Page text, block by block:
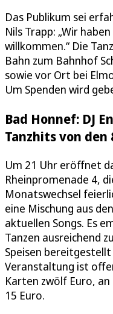
Das Publikum sei
Nils Trapp: „Wir
willkommen.“ Die
Bahn zum Bahnhof
sowie vor Ort bei
Um Spenden wird
Bad Honnef: DJ
Tanzhits von den
Um 21 Uhr eröffnet
Rheinpromenade 4,
Monatswechsel
eine Mischung aus
aktuellen Songs. Es
Tanzen ausreichend
Speisen
Veranstaltung ist
Karten zwölf Euro,
15 Euro.